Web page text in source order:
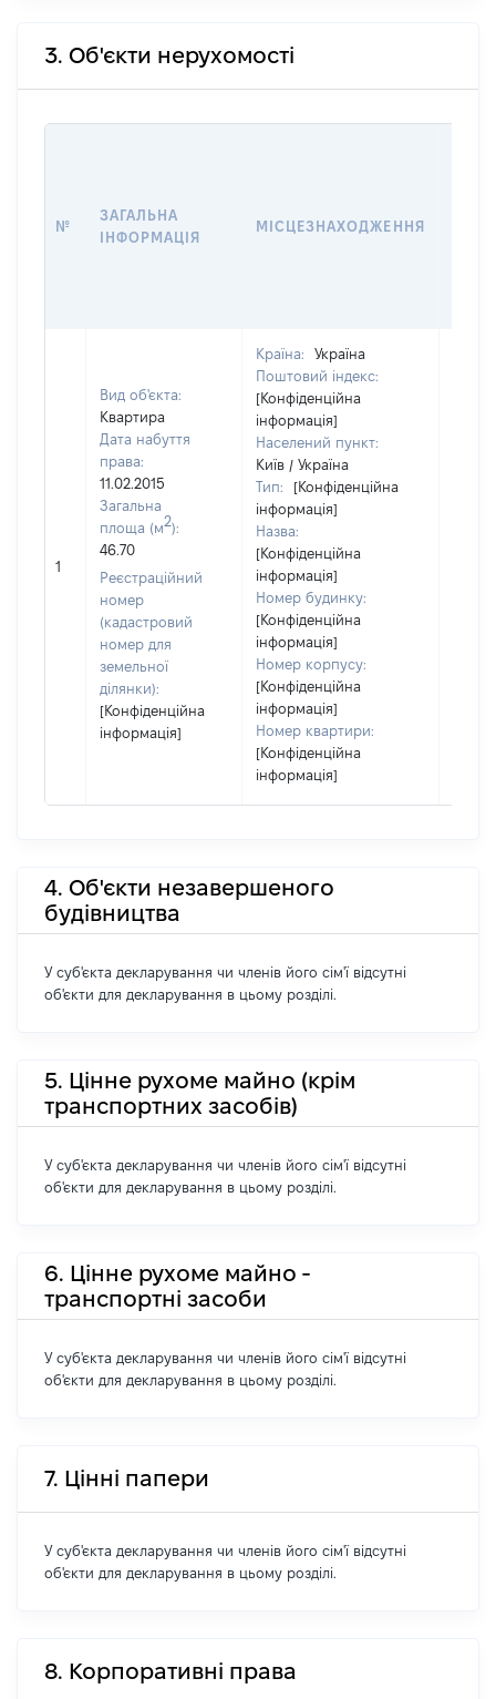
3. Об'єкти нерухомості
№
ЗАГАЛЬНА
ІНФОРМАЦІЯ
МІСЦЕЗНАХОДЖЕННЯ
1
Вид об'єкта:
Квартира
Дата набуття
права:
11.02.2015
Загальна
площа (м2):
46.70
Реєстраційний
номер
(кадастровий
номер для
земельної
ділянки):
[Конфіденційна
інформація]
Країна:
Україна
Поштовий індекс:
[Конфіденційна
інформація]
Населений пункт:
Київ / Україна
Тип:
[Конфіденційна
інформація]
Назва:
[Конфіденційна
інформація]
Номер будинку:
[Конфіденційна
інформація]
Номер корпусу:
[Конфіденційна
інформація]
Номер квартири:
[Конфіденційна
інформація]
4. Об'єкти незавершеного
будівництва
У суб'єкта декларування чи членів його сім'ї відсутні
об'єкти для декларування в цьому розділі.
5. Цінне рухоме майно (крім
транспортних засобів)
У суб'єкта декларування чи членів його сім'ї відсутні
об'єкти для декларування в цьому розділі.
6. Цінне рухоме майно -
транспортні засоби
У суб'єкта декларування чи членів його сім'ї відсутні
об'єкти для декларування в цьому розділі.
7. Цінні папери
У суб'єкта декларування чи членів його сім'ї відсутні
об'єкти для декларування в цьому розділі.
8. Корпоративні права